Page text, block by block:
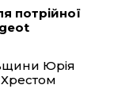
t
потрійної
Юрія